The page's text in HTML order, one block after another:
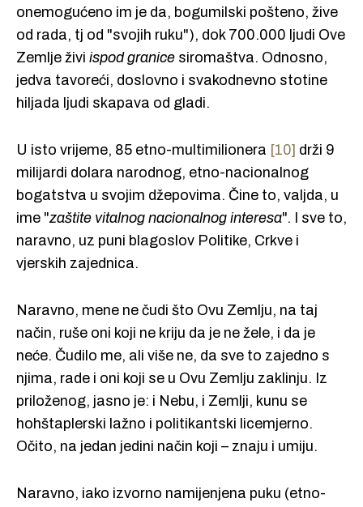
onemogućeno im je da, bogumilski pošteno, žive
od rada, tj od "svojih ruku"), dok 700.000 ljudi Ove
Zemlje živi ispod granicesiromaštva. Odnosno,
jedva tavoreći, doslovno i svakodnevno stotine
hiljada ljudi skapava od gladi.
U isto vrijeme, 85 etno-multimilionera [10] drži 9
milijardi dolara narodnog, etno-nacionalnog
bogatstva u svojim džepovima. Čine to, valjda, u
ime "zaštite vitalnog nacionalnog interesa". I sve to,
naravno, uz puni blagoslov Politike, Crkve i
vjerskih zajednica.
Naravno, mene ne čudi što Ovu Zemlju, na taj
način, ruše oni koji ne kriju da je ne žele, i da je
neće. Čudilo me, ali više ne, da sve to zajedno s
njima, rade i oni koji se u Ovu Zemlju zaklinju. Iz
priloženog, jasno je: i Nebu, i Zemlji, kunu se
hohštaplerski lažno i politikantski licemjerno.
Očito, na jedan jedini način koji – znaju i umiju.
Naravno, iako izvorno namijenjena puku (etno-